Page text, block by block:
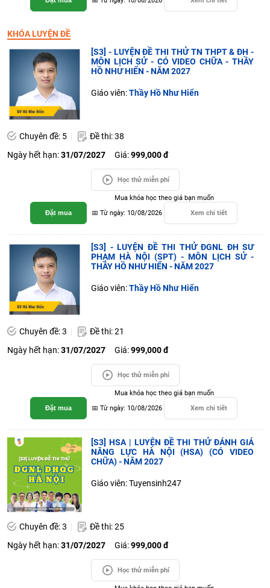
KHÓA LUYỆN ĐỀ
[S3] - LUYỆN ĐỀ THI THỬ TN THPT & ĐH -
MÔN LỊCH SỬ - CÓ VIDEO CHỮA - THẦY
HỒ NHƯ HIỂN - NĂM 2027
Giáo viên:Thầy Hồ Như Hiển
Chuyên đề: 5
Đề thi: 38
Ngày hết hạn:31/07/2027 Giá:999,000 đ
Học thử miễn phí
Đặt mua
Mua khóa học theo giá bạn muốn
📅 Từ ngày: 10/08/2026
Xem chi tiết
[S3] - LUYỆN ĐỀ THI THỬ ĐGNL ĐH SƯ
PHẠM HÀ NỘI (SPT) - MÔN LỊCH SỬ -
THẦY HỒ NHƯ HIỂN - NĂM 2027
Giáo viên:Thầy Hồ Như Hiển
Chuyên đề: 3
Đề thi: 21
Ngày hết hạn:31/07/2027 Giá:999,000 đ
Học thử miễn phí
Đặt mua
Mua khóa học theo giá bạn muốn
📅 Từ ngày: 10/08/2026
Xem chi tiết
[S3] HSA | LUYỆN ĐỀ THI THỬ ĐÁNH GIÁ
NĂNG LỰC HÀ NỘI (HSA) (CÓ VIDEO
CHỮA) - NĂM 2027
Giáo viên: Tuyensinh247
Chuyên đề: 3
Đề thi: 25
Ngày hết hạn:31/07/2027 Giá:999,000 đ
Học thử miễn phí